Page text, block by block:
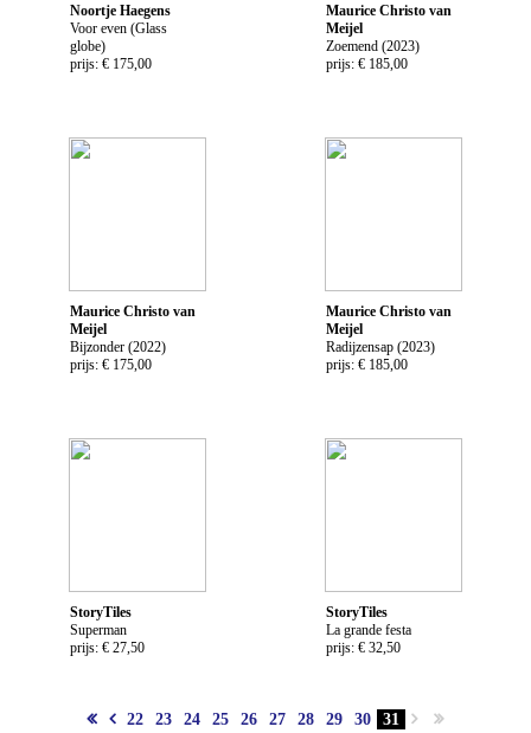
Noortje Haegens
Voor even (Glass
globe)
prijs: € 175,00
Maurice Christo van
Meijel
Zoemend (2023)
prijs: € 185,00
Maurice Christo van
Meijel
Bijzonder (2022)
prijs: € 175,00
Maurice Christo van
Meijel
Radijzensap (2023)
prijs: € 185,00
StoryTiles
Superman
prijs: € 27,50
StoryTiles
La grande festa
prijs: € 32,50
22 23 24 25 26 27 28 29 30 31